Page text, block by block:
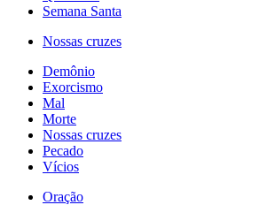
Semana Santa
Nossas cruzes
Demônio
Exorcismo
Mal
Morte
Nossas cruzes
Pecado
Vícios
Oração